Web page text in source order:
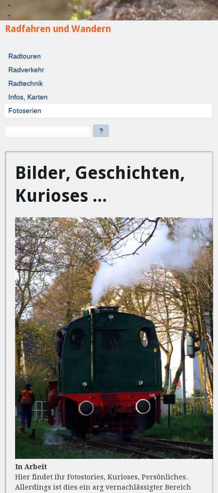
Radfahren und Wandern
Radtouren
Radverkehr
Radtechnik
Infos, Karten
Fotoserien
?
Bilder, Geschichten,
Kurioses ...
In Arbeit
Hier findet ihr Fotostories, Kurioses, Persönliches.
Allerdings ist dies ein arg vernachlässigter Bereich